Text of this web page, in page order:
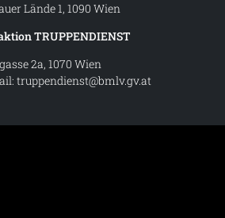
Lände 1, 1090 Wien
TRUPPENDIENST
2a, 1070 Wien
truppendienst@bmlv.gv.at
des Österreichischen Bundesheeres